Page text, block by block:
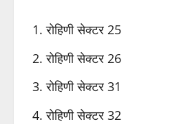
रोहिणी सेक्टर 25
रोहिणी सेक्टर 26
रोहिणी सेक्टर 31
रोहिणी सेक्टर 32